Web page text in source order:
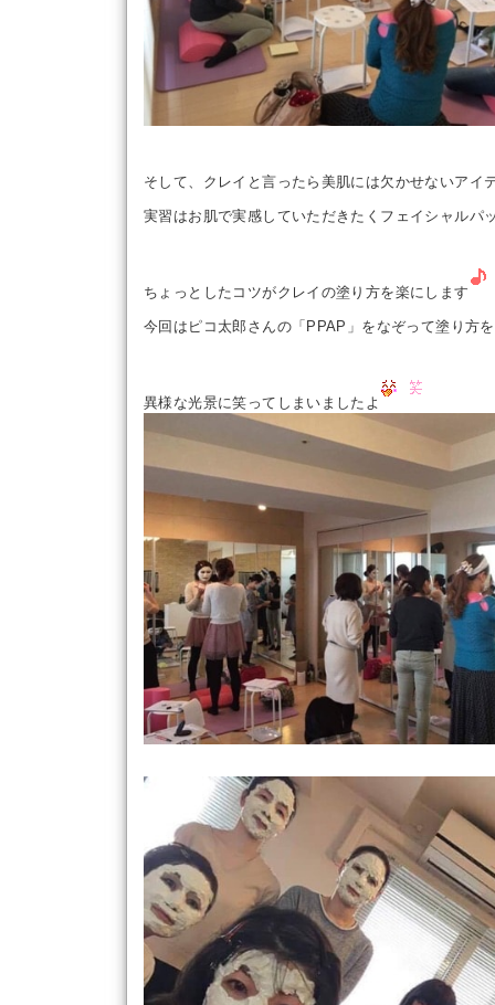
そして、クレイと言ったら美肌には欠かせないアイ
実習はお肌で実感していただきたくフェイシャルパ
ちょっとしたコツがクレイの塗り方を楽にします
今回はピコ太郎さんの「PPAP」をなぞって塗り方
異様な光景に笑ってしまいましたよ